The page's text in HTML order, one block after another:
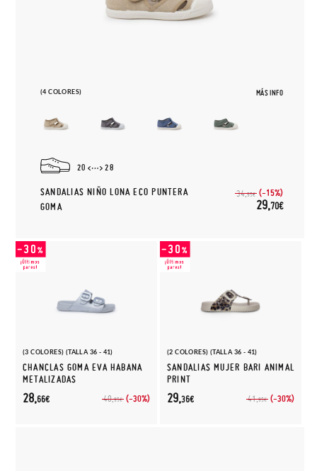
(4 COLORES) MÁS INFO
20 28
SANDALIAS NIÑO LONA ECO PUNTERA
GOMA
34,95€ (-15%)
29,70€
(3 COLORES) (TALLA 36 - 41)
CHANCLAS GOMA EVA HABANA
METALIZADAS
40,95€ (-30%)
28,66€
(2 COLORES) (TALLA 36 - 41)
SANDALIAS MUJER BARI ANIMAL
PRINT
41,95€ (-30%)
29,36€